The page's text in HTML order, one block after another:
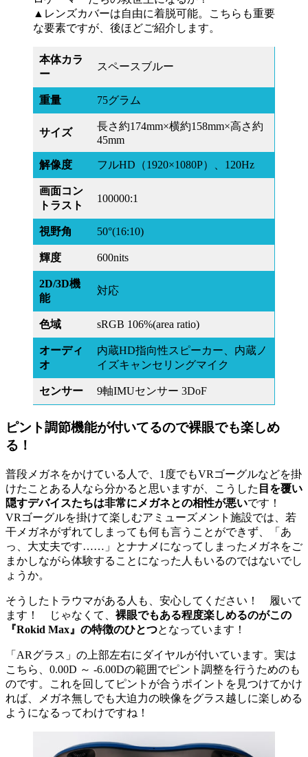
▲レンズカバーは自由に着脱可能。こちらも重要
な要素ですが、後ほどご紹介します。
本体カラ
ー
スペースブルー
重量 75グラム
サイズ
長さ約174mm×横約158mm×高さ約
45mm
解像度 フルHD（1920×1080P）、120Hz
画面コン
トラスト
100000:1
視野角 50°(16:10)
輝度 600nits
2D/3D機
能
対応
色域 sRGB 106%(area ratio)
オーディ
オ
内蔵HD指向性スピーカー、内蔵ノ
イズキャンセリングマイク
センサー 9軸IMUセンサー 3DoF
ピント調節機能が付いてるので裸眼でも楽しめ
る！
普段メガネをかけている人で、1度でもVRゴーグルなどを掛
けたことある人なら分かると思いますが、こうした 目を覆い
隠すデバイスたちは非常にメガネとの相性が悪いです！
VRゴーグルを掛けて楽しむアミューズメント施設では、若
干メガネがずれてしまっても何も言うことができず、「あ
っ、大丈夫です……」とナナメになってしまったメガネをご
まかしながら体験することになった人もいるのではないでし
ょうか。
そうしたトラウマがある人も、安心してください！ 履いて
ます！ じゃなくて、 裸眼でもある程度楽しめるのがこの
『Rokid Max』の特徴のひとつとなっています！
「ARグラス」の上部左右にダイヤルが付いています。実は
こちら、0.00D ～ -6.00Dの範囲でピント調整を行うためのも
のです。これを回してピントが合うポイントを見つけてかけ
れば、メガネ無しでも大迫力の映像をグラス越しに楽しめる
ようになるってわけですね！